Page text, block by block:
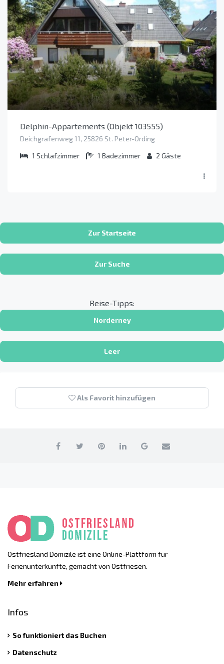
Delphin-Appartements (Objekt 103555)
Deichgrafenweg 11, 25826 St. Peter-Ording
1 Schlafzimmer 1 Badezimmer 2 Gäste
Zur Startseite
Zur Suche
Reise-Tipps:
Norderney
Leer
Als Favorit hinzufügen
Ostfriesland Domizile ist eine Online-Plattform für
Ferienunterkünfte, gemacht von Ostfriesen.
Mehr erfahren
Infos
So funktioniert das Buchen
Datenschutz